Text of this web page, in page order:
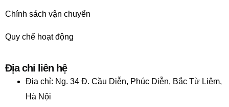
Chính sách vận chuyển
Quy chế hoạt động
Địa chỉ liên hệ
Địa chỉ: Ng. 34 Đ. Cầu Diễn, Phúc Diễn, Bắc Từ Liêm,
Hà Nội